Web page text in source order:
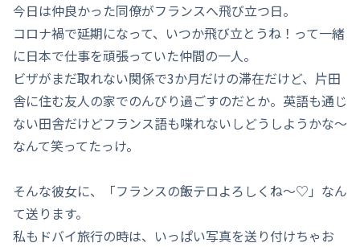
今日は仲良かった同僚がフランスへ飛び立つ日。
コロナ禍で延期になって、いつか飛び立とうね！って一緒
に日本で仕事を頑張っていた仲間の一人。
ビザがまだ取れない関係で3か月だけの滞在だけど、片田
舎に住む友人の家でのんびり過ごすのだとか。英語も通じ
ない田舎だけどフランス語も喋れないしどうしようかな～
なんて笑ってたっけ。
そんな彼女に、「フランスの飯テロよろしくね～♡」なん
て送ります。
私もドバイ旅行の時は、いっぱい写真を送り付けちゃお